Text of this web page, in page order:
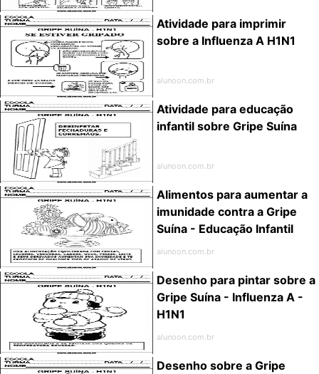
Atividade para imprimir
sobre a Influenza A H1N1
alunoon.com.br
Atividade para educação
infantil sobre Gripe Suína
alunoon.com.br
Alimentos para aumentar a
imunidade contra a Gripe
Suína - Educação Infantil
alunoon.com.br
Desenho para pintar sobre a
Gripe Suína - Influenza A -
H1N1
alunoon.com.br
Desenho sobre a Gripe